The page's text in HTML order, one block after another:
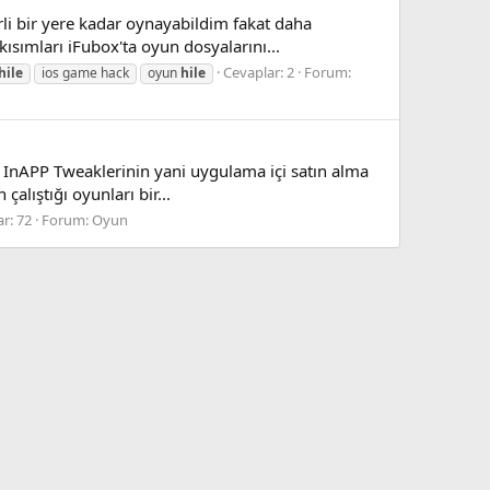
bir yere kadar oynayabildim fakat daha
iFubox'ta oyun dosyalarını...
hile ios game hack oyun hile Cevaplar: 2 Forum:
Tweaklerinin yani uygulama içi satın alma
oyunları bir...
72 Forum: Oyun